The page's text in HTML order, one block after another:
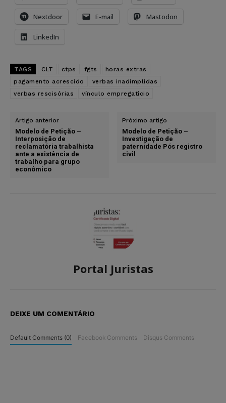
Nextdoor E-mail Mastodon
LinkedIn
TAGS CLT ctps fgts
horas extras
pagamento acrescido
verbas inadimplidas
verbas rescisórias
vínculo empregatício
Artigo anterior
Modelo de Petição –
Interposição de
reclamatória trabalhista
ante a existência de
trabalho para grupo
econômico
Próximo artigo
Modelo de Petição –
Investigação de
paternidade Pós registro
civil
Portal Juristas
DEIXE UM COMENTÁRIO
Default Comments (0) Facebook Comments Disqus Comments